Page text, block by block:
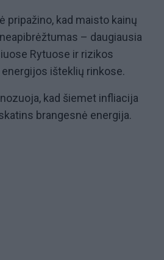
pripažino, kad maisto kainų
– daugiausia
Rytuose ir rizikos
išteklių rinkose.
kad šiemet infliacija
brangesnė energija.